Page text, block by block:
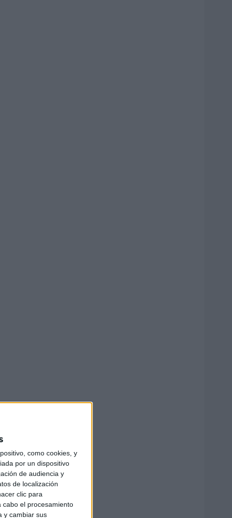
como cookies, y
por un dispositivo
de audiencia y
de localización
clic para
cabo el procesamiento
y cambiar sus